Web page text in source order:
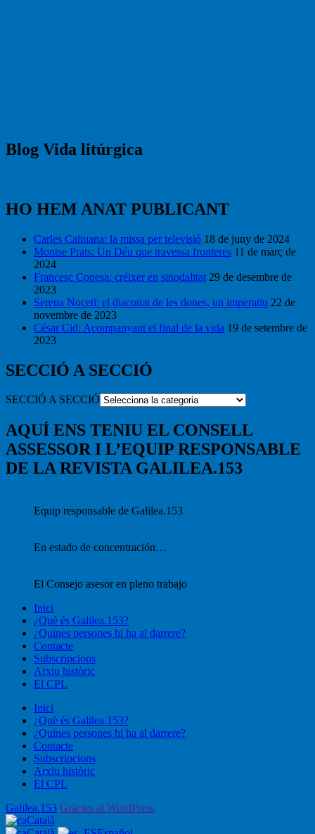
Blog Vida litúrgica
HO HEM ANAT PUBLICANT
Carles Cahuana: la missa per televisió 18 de juny de 2024
Montse Prats: Un Déu que travessa fronteres 11 de març de
2024
Francesc Conesa: créixer en sinodalitat 29 de desembre de
2023
Serena Noceti: el diaconat de les dones, un imperatiu 22 de
novembre de 2023
César Cid: Acompanyant el final de la vida 19 de setembre de
2023
SECCIÓ A SECCIÓ
SECCIÓ A SECCIÓ
AQUÍ ENS TENIU EL CONSELL
ASSESSOR I L’EQUIP RESPONSABLE
DE LA REVISTA GALILEA.153
Equip responsable de Galilea.153
En estado de concentración…
El Consejo asesor en pleno trabajo
Inici
¿Què és Galilea.153?
¿Quines persones hi ha al darrere?
Contacte
Subscripcions
Arxiu històric
El CPL
Inici
¿Què és Galilea.153?
¿Quines persones hi ha al darrere?
Contacte
Subscripcions
Arxiu històric
El CPL
Galilea.153 Gràcies al WordPress
Català